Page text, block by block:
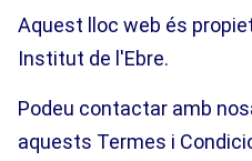
Aquest lloc web és
Institut de l'Ebre.
Podeu contactar amb
aquests Termes i